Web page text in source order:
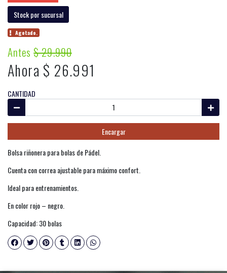
Stock por sucursal
Agotado.
Antes$ 29.990
Ahora $ 26.991
CANTIDAD
Encargar
Bolsa riñonera para bolas de Pádel.
Cuenta con correa ajustable para máximo confort.
Ideal para entrenamientos.
En color rojo – negro.
Capacidad: 30 bolas